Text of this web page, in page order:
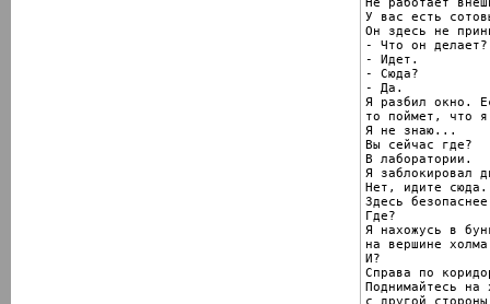
У вас есть
Он здесь не
- Что он делает?
- Идет.
- Сюда?
- Да.
Я разбил окно.
то поймет, что
Я не знаю...
Вы сейчас где?
В лаборатории.
Я заблокировал
Нет, идите сюда.
Здесь
Где?
Я нахожусь в
на вершине
И?
Справа по
Поднимайтесь на
с другой